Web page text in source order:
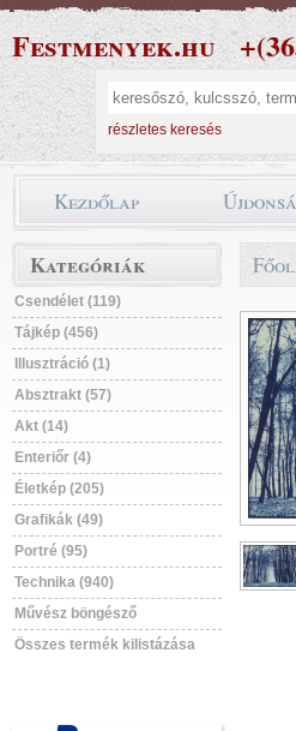
Festmenyek.hu
részletes keresés
Kezdőlap
Kategóriák
Csendélet (119)
Tájkép (456)
Illusztráció (1)
Absztrakt (57)
Akt (14)
Enteriőr (4)
Életkép (205)
Grafikák (49)
Portré (95)
Technika (940)
Művész böngésző
Összes termék kilistázása